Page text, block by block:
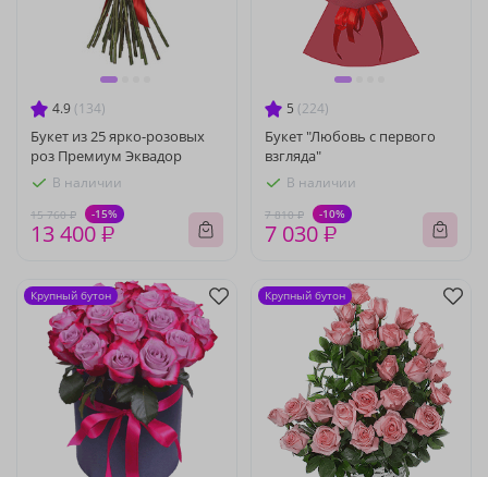
4.9 (134)
Букет из 25 ярко-розовых
роз Премиум Эквадор
В наличии
15 760 ₽ -15%
13 400 ₽
5 (224)
Букет "Любовь с первого
взгляда"
В наличии
7 810 ₽ -10%
7 030 ₽
Крупный бутон Крупный бутон